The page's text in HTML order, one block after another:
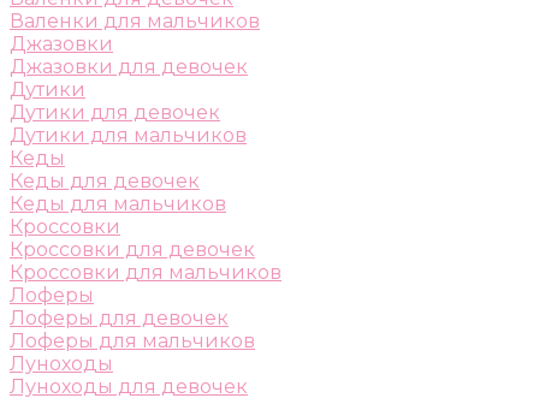
Валенки для мальчиков
Джазовки
Джазовки для девочек
Дутики
Дутики для девочек
Дутики для мальчиков
Кеды
Кеды для девочек
Кеды для мальчиков
Кроссовки
Кроссовки для девочек
Кроссовки для мальчиков
Лоферы
Лоферы для девочек
Лоферы для мальчиков
Луноходы
Луноходы для девочек